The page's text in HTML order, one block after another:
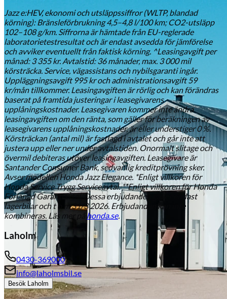
Jazz e:HEV, ekonomi och utsläppssiffror (WLTP, blandad
körning): Bränsleförbrukning 4,5–4,8 l/100 km; CO2-utsläpp
102–108 g/km. Siffrorna är hämtade från EU-reglerade
laboratorietestresultat och är endast avsedda för jämförelse
och avviker eventuellt från faktisk körning. ^Leasingavgift per
månad: 3 355 kr. Avtalstid: 36 månader, max. 3 000 mil
körsträcka. Service, vägassistans och nybilsgaranti ingår.
Uppläggningsavgift 995 kr och administrationsavgift 59
kr/mån tillkommer. Leasingavgiften är rörlig och kan förändras
baserat på framtida justeringar i leasegivarens
upplåningskostnader. Leasegivaren kommer inte ändra
leasingavgiften om den ränta, som gäller för beräkningen av
leasegivarens upplåningskostnader, är eller understiger 0 %.
Körsträckan (antal mil) är fastlagd i avtalet och går inte att
justera upp eller ner under avtalstiden. Onormalt slitage och
övermil debiteras utöver leasingavgiften. Leasegivare är
Santander Consumer Bank, sedvanlig kreditprövning sker.
Avser modellen Honda Jazz Elegance. *Enligt villkoren för
Honda Service Trygg Serviceavtal. **Enligt villkoren för Honda
Förlängd Garantiavtal. Dessa erbjudanden gäller endast
lagerbilar och t o m 31/3 2026. Erbjudanden kan inte
kombineras. Läs mer på honda.se.
Laholm
0430-369000
info@laholmsbil.se
Besök Laholm